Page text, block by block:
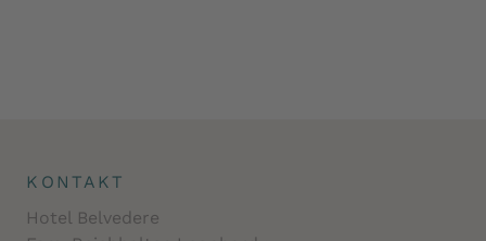
KONTAKT
Hotel Belvedere